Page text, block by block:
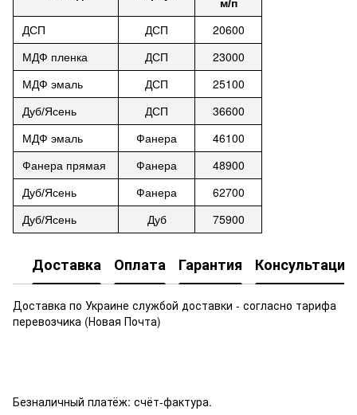
м/п
ДСП ДСП 20600
МДФ пленка ДСП 23000
МДФ эмаль ДСП 25100
Дуб/Ясень ДСП 36600
МДФ эмаль Фанера 46100
Фанера прямая Фанера 48900
Дуб/Ясень Фанера 62700
Дуб/Ясень Дуб 75900
Доставка Оплата Гарантия Консультация
Доставка по Украине службой доставки - согласно тарифа
перевозчика (Новая Почта)
Безналичный платёж: счёт-фактура.